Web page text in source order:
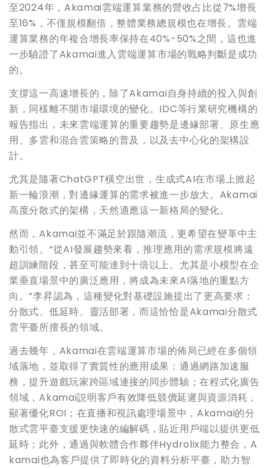
至2024年，Akamai雲端運算業務的營收占比從7%增長
至16%，不僅規模翻倍，整體業務總規模也在增長。雲端
運算業務的年複合增長率保持在40%-50%之間，這也進
一步驗證了Akamai進入雲端運算市場的戰略判斷是成功
的。
支撐這一高速增長的，除了Akamai自身持續的投入與創
新，同樣離不開市場環境的變化。IDC等行業研究機構的
報告指出，未來雲端運算的重要趨勢是邊緣部署、原生應
用、多雲和混合雲策略的普及，以及去中心化的架構設
計。
尤其是隨著ChatGPT橫空出世，生成式AI在市場上掀起
新一輪浪潮，對邊緣運算的需求被進一步放大。Akamai
高度分散式的架構，天然適應這一新格局的變化。
然而，Akamai並不滿足於跟隨潮流，更希望在變革中主
動引領。“從AI發展趨勢來看，推理應用的需求規模將遠
超訓練階段，甚至可能達到十倍以上。尤其是小模型在企
業垂直場景中的廣泛應用，將成為未來AI落地的重點方
向。”李昇認為，這種變化對基礎設施提出了更高要求：
分散式、低延時、靈活部署，而這恰恰是Akamai分散式
雲平臺所擅長的領域。
過去幾年，Akamai在雲端運算市場的佈局已經在多個領
域落地，並取得了實質性的應用成果：通過網路加速服
務，提升遊戲玩家跨區域連接的同步體驗；在程式化廣告
領域，Akamai説明客戶有效降低競價延遲與資源消耗，
顯著優化ROI；在直播和視訊處理場景中，Akamai的分
散式雲平臺支援更快速的編解碼，貼近用戶端以提供更低
延時；此外，通過與軟體合作夥伴Hydrolix能力整合，A
kamai也為客戶提供了即時化的資料分析平臺，助力智